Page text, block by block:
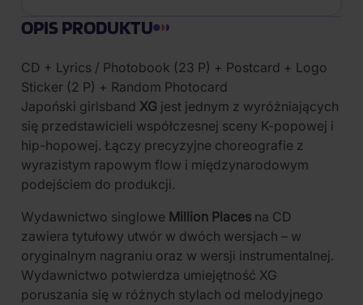
OPIS PRODUKTU
CD + Lyrics / Photobook (23 P) + Postcard + Logo
Sticker (2 P) + Random Photocard
Japoński girlsband XG jest jednym z wyróżniających
się przedstawicieli współczesnej sceny K-popowej i
hip-hopowej. Łączy precyzyjne choreografie z
wyrazistym rapowym flow i międzynarodowym
podejściem do produkcji.
Wydawnictwo singlowe Million Places na CD
zawiera tytułowy utwór w dwóch wersjach – w
oryginalnym nagraniu oraz w wersji instrumentalnej.
Wydawnictwo potwierdza umiejętność XG
poruszania się w różnych stylach od melodyjnego